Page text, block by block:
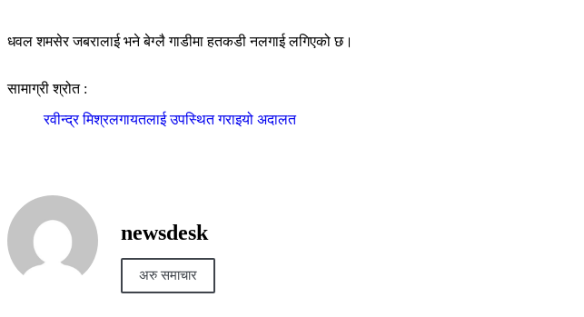
धवल शमसेर जबरालाई भने बेग्लै गाडीमा हतकडी नलगाई लगिएको छ।
सामाग्री श्रोत :
रवीन्द्र मिश्रलगायतलाई उपस्थित गराइयो अदालत
newsdesk
अरु समाचार